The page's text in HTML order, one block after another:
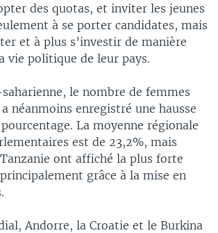
des quotas, et inviter les jeunes
à se porter candidates, mais
et à plus s’investir de manière
vie politique de leur pays.
le nombre de femmes
néanmoins enregistré une hausse
La moyenne régionale
est de 23,2%, mais
ont affiché la plus forte
grâce à la mise en
Andorre, la Croatie et le Burkina